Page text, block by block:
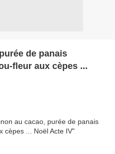
de panais
fleur aux cèpes ...